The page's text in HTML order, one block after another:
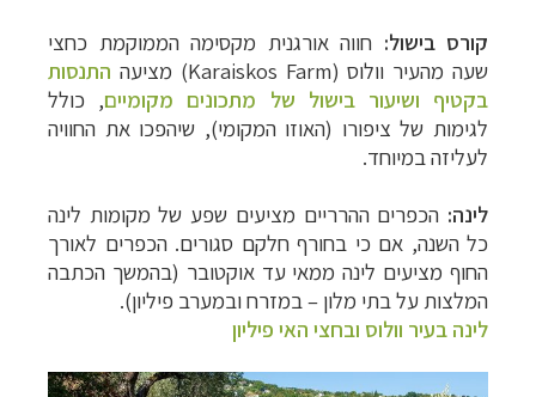
קורס בישול: חווה אורגנית מקסימה הממוקמת כחצי
שעה מהעיר וולוס (Karaiskos Farm) מציעה
התנסות
בקטיף ושיעור בישול של מתכונים מקומיים, כולל
לגימות של ציפורו (האוזו המקומי), שיהפכו את החוויה
לעליזה במיוחד.
לינה: הכפרים ההרריים מציעים שפע של מקומות לינה
כל השנה, אם כי בחורף חלקם סגורים. הכפרים לאורך
החוף מציעים לינה ממאי עד אוקטובר (בהמשך הכתבה
המלצות על בתי מלון – במזרח ובמערב פיליון).
לינה בעיר וולוס ובחצי האי פיליון